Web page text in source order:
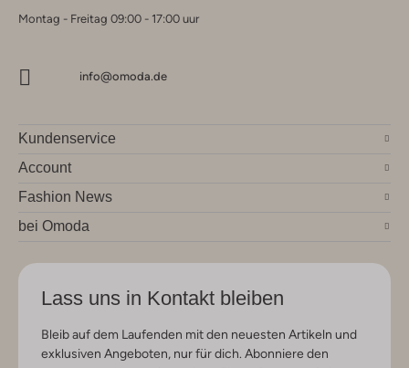
Montag - Freitag 09:00 - 17:00 uur
info@omoda.de
Kundenservice
Account
Fashion News
bei Omoda
Lass uns in Kontakt bleiben
Bleib auf dem Laufenden mit den neuesten Artikeln und
exklusiven Angeboten, nur für dich. Abonniere den